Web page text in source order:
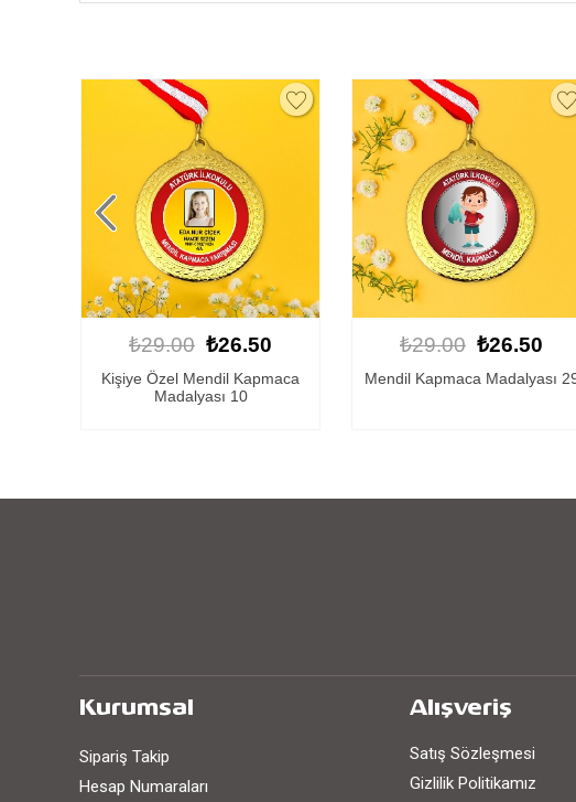
₺29.00 ₺26.50
Mendil Kapmaca Madalyası 29
₺29.00 ₺26.50
Mendil Kapmaca Madalyası 2
Kurumsal
Sipariş Takip
Hesap Numaraları
Alışveriş
Satış Sözleşmesi
Gizlilik Politikamız